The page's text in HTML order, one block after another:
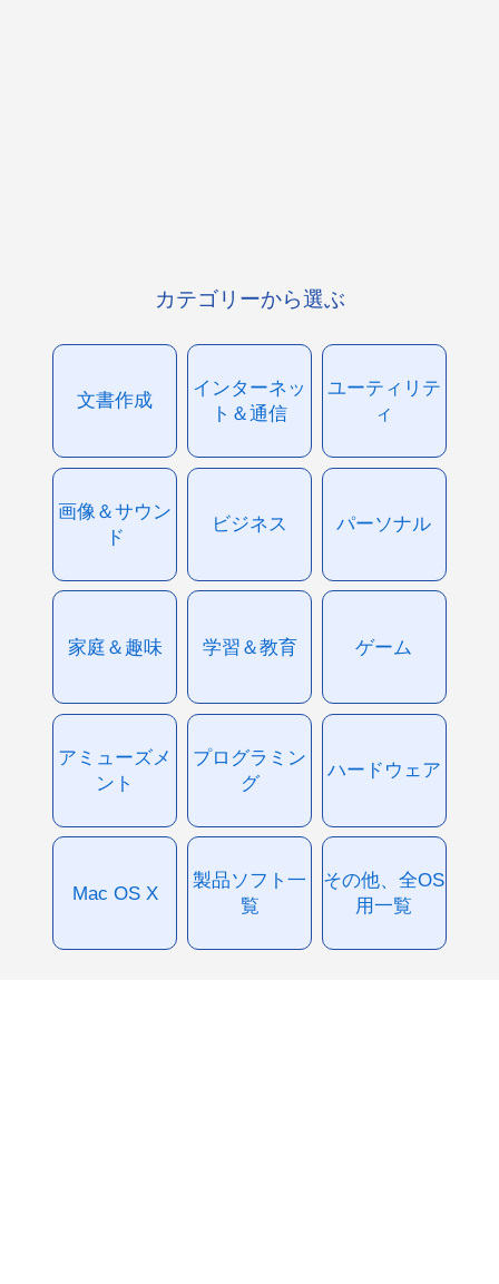
カテゴリーから選ぶ
文書作成
インターネッ
ト＆通信
ユーティリテ
ィ
画像＆サウン
ド
ビジネス パーソナル
家庭＆趣味 学習＆教育 ゲーム
アミューズメ
ント
プログラミン
グ
ハードウェア
Mac OS X
製品ソフト一
覧
その他、全OS
用一覧